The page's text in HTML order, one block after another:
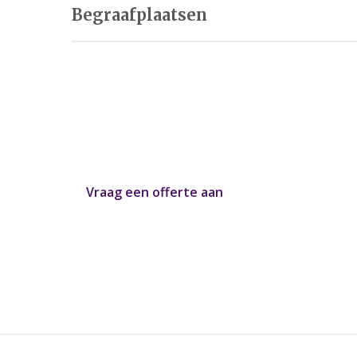
Begraafplaatsen
Vraag een offerte aan